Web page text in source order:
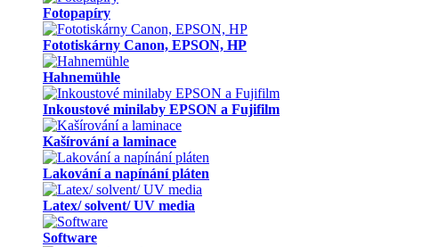
Fotopapíry
Fototiskárny Canon, EPSON, HP
Hahnemühle
Inkoustové minilaby EPSON a Fujifilm
Kašírování a laminace
Lakování a napínání pláten
Latex/ solvent/ UV media
Software